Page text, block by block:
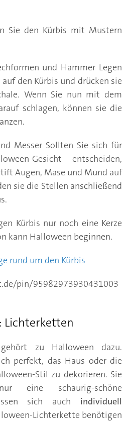
Sie den Kürbis mit Mustern
und Hammer Legen
den Kürbis und drücken sie
Wenn Sie nun mit dem
schlagen, können sie die
Messer Sollten Sie sich für
Gesicht entscheiden,
Augen, Mase und Mund auf
sie die Stellen anschließend
Kürbis nur noch eine Kerze
kann Halloween beginnen.
rund um den Kürbis
pin/95982973930431003
Lichterketten
zu Halloween dazu.
perfekt, das Haus oder die
Stil zu dekorieren. Sie
eine schaurig-schöne
sich auch individuell
Lichterkette benötigen